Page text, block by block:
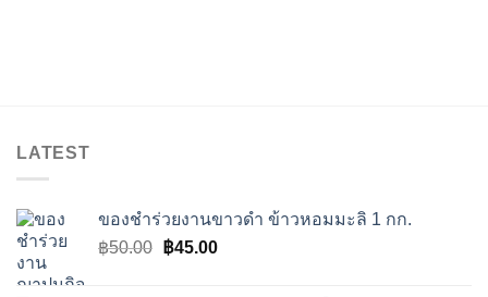
LATEST
ของชำร่วยงานขาวดำ ข้าวหอมมะลิ 1 กก.
฿50.00 Original
฿45.00Current